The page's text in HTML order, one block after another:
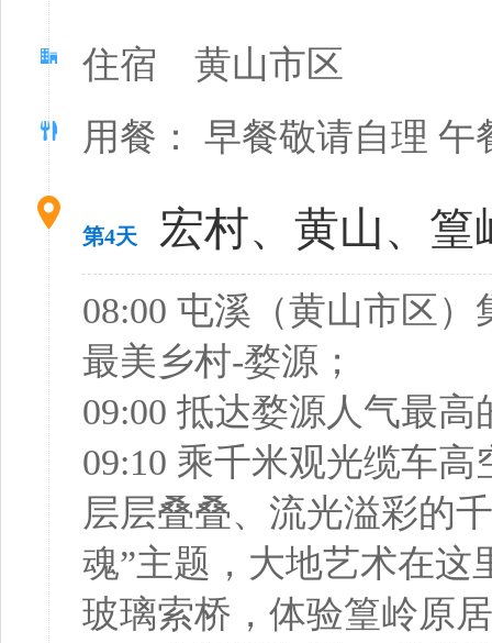
住宿 黄山市区
用餐： 早餐敬请自理
第4天 宏村、黄山、篁
08:00 屯溪（黄山市区
最美乡村-婺源；
09:00 抵达婺源人气最
09:10 乘千米观光缆车
层层叠叠、流光溢彩的
魂”主题，大地艺术在这
玻璃索桥，体验篁岭原